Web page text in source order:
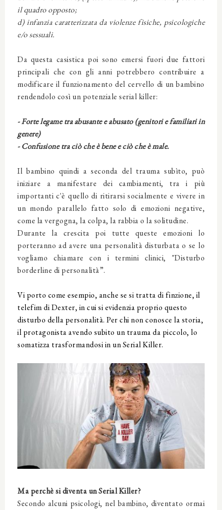
il quadro opposto;
d) infanzia caratterizzata da violenze fisiche, psicologiche
e/o sessuali.
Da questa casistica poi sono emersi fuori due fattori
principali che con gli anni potrebbero contribuire a
modificare il funzionamento del cervello di un bambino
rendendolo così un potenziale serial killer:
- Forte legame tra abusante e abusato (genitori e familiari in
genere)
- Confusione tra ciò che è bene e ciò che è male.
Il bambino quindi a seconda del trauma subìto, può
iniziare a manifestare dei cambiamenti, tra i più
importanti c'è quello di ritirarsi socialmente e vivere in
un mondo parallelo fatto solo di emozioni negative,
come la vergogna, la colpa, la rabbia o la solitudine.
Durante la crescita poi tutte queste emozioni lo
porteranno ad avere una personalità disturbata o se lo
vogliamo chiamare con i termini clinici, "Disturbo
borderline di personalità”.
Vi porto come esempio, anche se si tratta di finzione, il
telefim di Dexter, in cui si evidenzia proprio questo
disturbo della personalità. Per chi non conosce la storia,
il protagonista avendo subito un trauma da piccolo, lo
somatizza trasformandosi in un Serial Killer.
Ma perchè si diventa un Serial Killer?
Secondo alcuni psicologi, nel bambino, diventato ormai